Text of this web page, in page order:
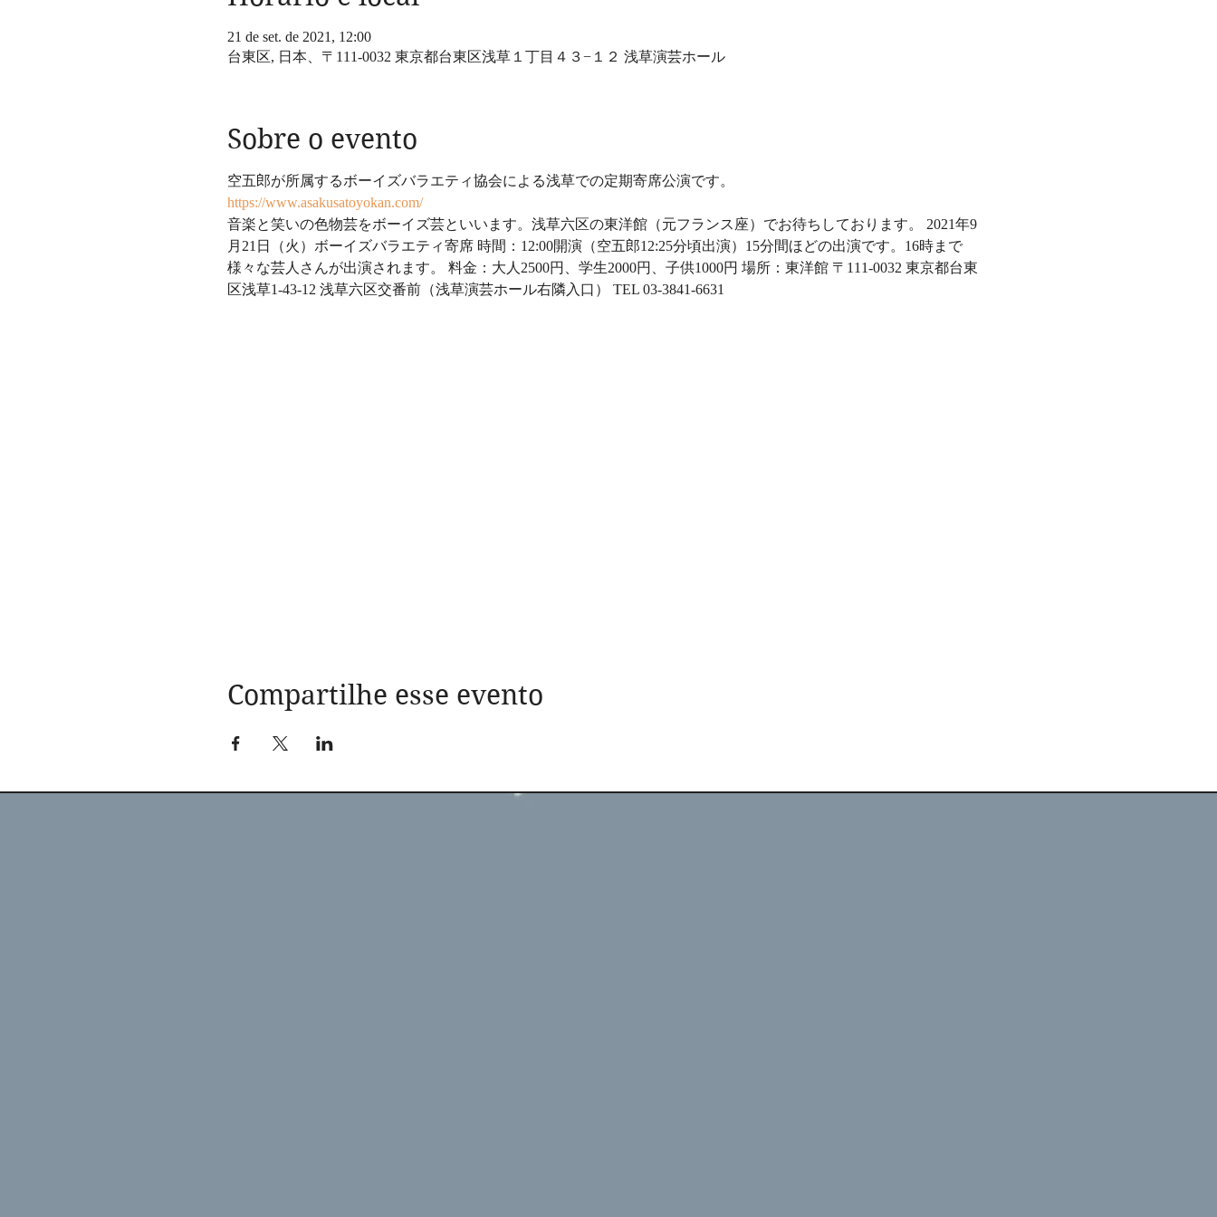
21 de set. de 2021, 12:00
台東区, 日本、〒111-0032 東京都台東区浅草１丁目４３−１２ 浅草演芸ホール
Sobre o evento
空五郎が所属するボーイズバラエティ協会による浅草での定期寄席公演です。
https://www.asakusatoyokan.com/
音楽と笑いの色物芸をボーイズ芸といいます。浅草六区の東洋館（元フランス座）でお待ちしております。 2021年9
月21日（火）ボーイズバラエティ寄席 時間：12:00開演（空五郎12:25分頃出演）15分間ほどの出演です。16時まで
様々な芸人さんが出演されます。 料金：大人2500円、学生2000円、子供1000円 場所：東洋館 〒111-0032 東京都台東
区浅草1-43-12 浅草六区交番前（浅草演芸ホール右隣入口） TEL 03-3841-6631
Compartilhe esse evento